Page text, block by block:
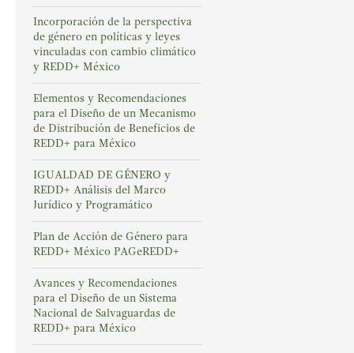
Incorporación de la perspectiva
de género en políticas y leyes
vinculadas con cambio climático
y REDD+ México
Elementos y Recomendaciones
para el Diseño de un Mecanismo
de Distribución de Beneficios de
REDD+ para México
IGUALDAD DE GÉNERO y
REDD+ Análisis del Marco
Jurídico y Programático
Plan de Acción de Género para
REDD+ México PAGeREDD+
Avances y Recomendaciones
para el Diseño de un Sistema
Nacional de Salvaguardas de
REDD+ para México